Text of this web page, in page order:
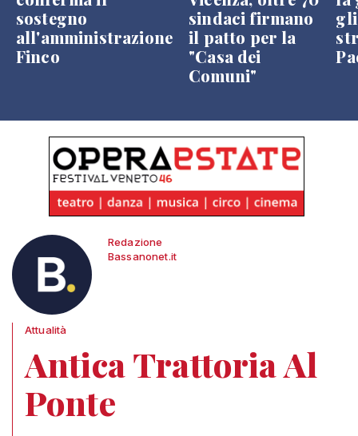
sostegno
all'amministrazione
Finco
sindaci firmano
il patto per la
"Casa dei
Comuni"
Redazione
Bassanonet.it
Attualità
Antica Trattoria Al
Ponte